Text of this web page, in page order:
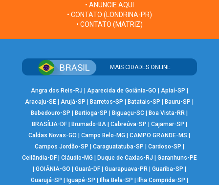
• ANUNCIE AQUI
• CONTATO (LONDRINA-PR)
• CONTATO (MATRIZ)
MAIS CIDADES ONLINE
Angra dos Reis-RJ Aparecida de Goiânia-GO Apiaí-SP
Aracaju-SE |Arujá-SP Barretos-SP Batatais-SP Bauru-SP
Bebedouro-SP
Bertioga-SP Biguaçu-SC Boa Vista-RR
BRASÍLIA-DF| Brumado-BA| Cabreúva-SP Cajamar-SP
Caldas Novas-GO
|Campo Belo-MG |CAMPO GRANDE-MS
Campos Jordão-SP
Caraguatatuba-SP Cardoso-SP
Ceilândia-DF| Cláudio-MG Duque de Caxias-RJ
Garanhuns-PE
GOIÂNIA-GO Guará-DF| Guarapuava-PR| Guariba-SP
Guarujá-SP
Iguapé-SP Ilha Bela-SP Ilha Comprida-SP